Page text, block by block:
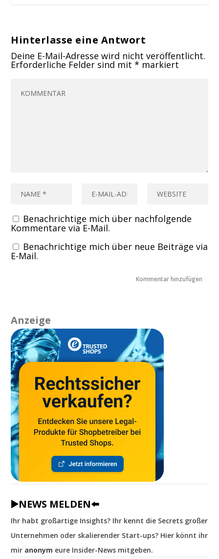
Hinterlasse eine Antwort
Deine E-Mail-Adresse wird nicht veröffentlicht.
Erforderliche Felder sind mit* markiert
Benachrichtige mich über nachfolgende
Kommentare via E-Mail.
Benachrichtige mich über neue Beiträge via
E-Mail.
Anzeige
▶️NEWS MELDEN⬅️
Ihr habt großartige Insights? Ihr kennt die Secrets großer
Unternehmen oder skalierender Start-ups? Hier könnt ihr
mir anonym eure Insider-News mitgeben.